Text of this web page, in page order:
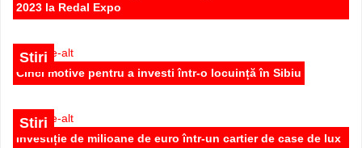
inchiriat in Sibiu Zona Centrala
2023 la Redal Expo
Stiri
Cinci motive pentru a investi într-o locuință în Sibiu
Stiri
Investiție de milioane de euro într-un cartier de case de lux